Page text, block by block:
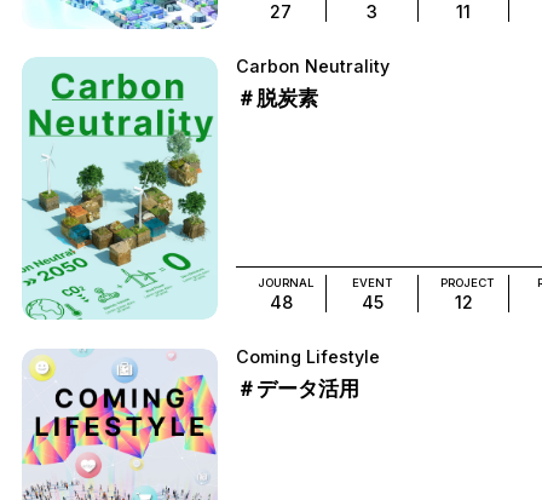
27 3 11
Carbon Neutrality
＃脱炭素
JOURNAL
48
EVENT
45
PROJECT
12
Coming Lifestyle
＃データ活用